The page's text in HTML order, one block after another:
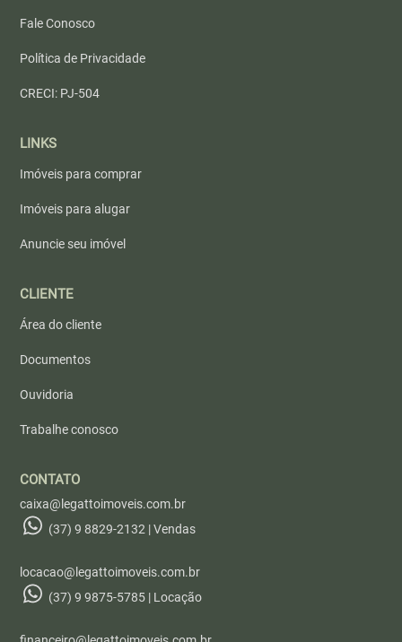
Fale Conosco
Política de Privacidade
CRECI: PJ-504
LINKS
Imóveis para comprar
Imóveis para alugar
Anuncie seu imóvel
CLIENTE
Área do cliente
Documentos
Ouvidoria
Trabalhe conosco
CONTATO
caixa@legattoimoveis.com.br
(37) 9 8829-2132 | Vendas
locacao@legattoimoveis.com.br
(37) 9 9875-5785 | Locação